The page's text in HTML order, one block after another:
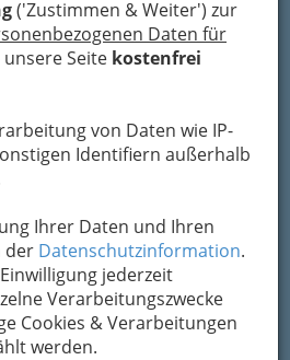
('Zustimmen & Weiter') zur
Daten für
Seite kostenfrei
von Daten wie IP-
Identifiern außerhalb
Ihrer Daten und Ihren
der Datenschutzinformation.
jederzeit
Verarbeitungszwecke
Cookies & Verarbeitungen
werden.
Maps anschauen